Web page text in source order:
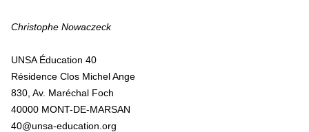
Christophe Nowaczeck
UNSA Éducation 40
Résidence Clos Michel Ange
830, Av. Maréchal Foch
40000 MONT-DE-MARSAN
40@unsa-education.org